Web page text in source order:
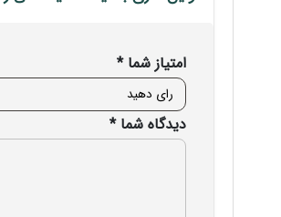
امتیاز شما*
دیدگاه شما*